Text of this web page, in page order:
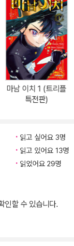
마남 이치 1 (트리플
특전판)
읽고 싶어요 3명
읽고 있어요 13명
읽었어요 29명
인할 수 있습니다.